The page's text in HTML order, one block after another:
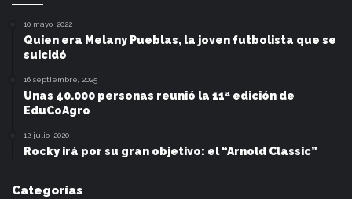
10 mayo, 2022
Quien era Melany Pueblas, la joven futbolista que se
suicidó
16 septiembre, 2025
Unas 40.000 personas reunió la 11ª edición de
EduCoAgro
12 julio, 2020
Rocky irá por su gran objetivo: el “Arnold Classic”
Categorías